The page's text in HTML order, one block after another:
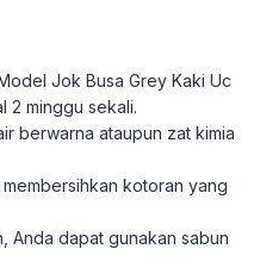
Jok Busa Grey Kaki Uc
2 minggu sekali.
berwarna ataupun zat kimia
kotoran yang
Anda dapat gunakan sabun